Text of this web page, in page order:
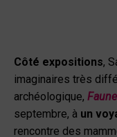
Côté expositions,
imaginaires très
archéologique,
septembre, à un
rencontre des